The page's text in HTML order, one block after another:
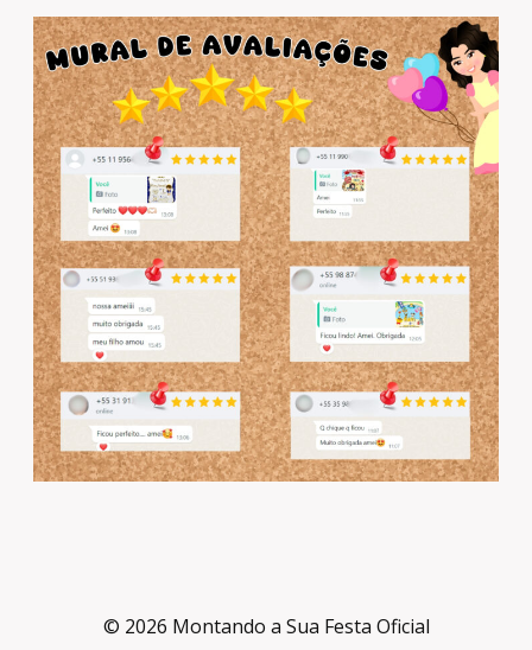
© 2026 Montando a Sua Festa Oficial